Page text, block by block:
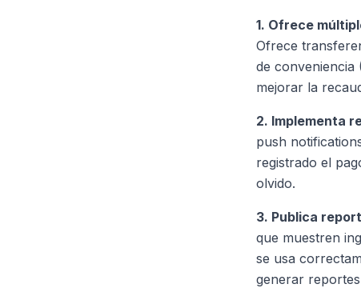
1. Ofrece
Ofrece
de conveniencia
mejorar la
2. Implementa
push
registrado el
olvido.
3. Publica
que muestren
se usa
generar